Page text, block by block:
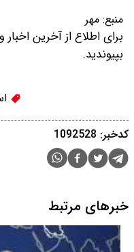
منبع: مهر
برای اطلاع از آخرین
بپیوندید.
کدخبر: 1092528
خبرهای مرتبط